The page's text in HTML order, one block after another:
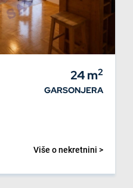
24m2
GARSONJERA
Više o nekretnini >